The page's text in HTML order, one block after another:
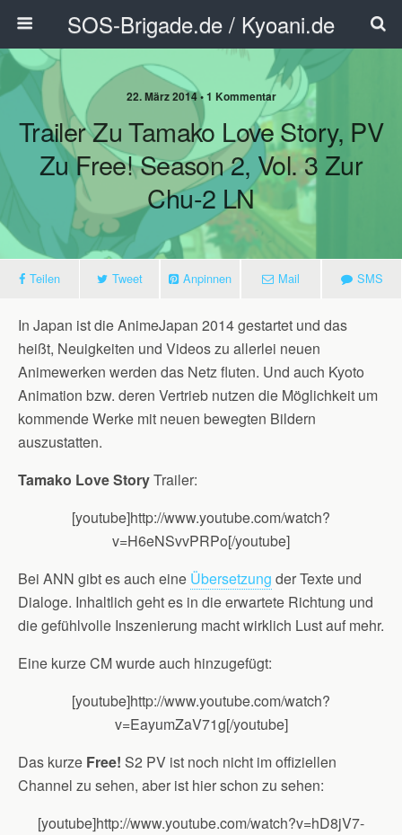
SOS-Brigade.de / Kyoani.de
22. März 2014 • 1 Kommentar
Trailer Zu Tamako Love Story, PV
Zu Free! Season 2, Vol. 3 Zur
Chu-2 LN
Teilen Tweet Anpinnen Mail SMS
In Japan ist die AnimeJapan 2014 gestartet und das
heißt, Neuigkeiten und Videos zu allerlei neuen
Animewerken werden das Netz fluten. Und auch Kyoto
Animation bzw. deren Vertrieb nutzen die Möglichkeit um
kommende Werke mit neuen bewegten Bildern
auszustatten.
Tamako Love StoryTrailer:
[youtube]http://www.youtube.com/watch?
v=H6eNSvvPRPo[/youtube]
Bei ANN gibt es auch eine Übersetzung der Texte und
Dialoge. Inhaltlich geht es in die erwartete Richtung und
die gefühlvolle Inszenierung macht wirklich Lust auf mehr.
Eine kurze CM wurde auch hinzugefügt:
[youtube]http://www.youtube.com/watch?
v=EayumZaV71g[/youtube]
Das kurze Free! S2 PV ist noch nicht im offiziellen
Channel zu sehen, aber ist hier schon zu sehen:
[youtube]http://www.youtube.com/watch?v=hD8jV7-